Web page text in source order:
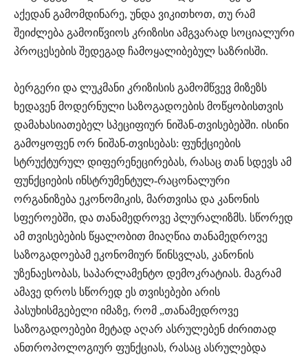
აქედან გამომდინარე, უნდა ვიკითხოთ, თუ რამ
შეიძლება გამოიწვიოს კრიზისი ამგვარად სოციალური
პროცესების შედეგად ჩამოყალიბებულ საზრისში.
ბერგერი და ლუკმანი კრიზისის გამომწვევ მიზეზს
ხედავენ მოდერნული საზოგადოების მოწყობისთვის
დამახასიათებელ სპეციფიურ ნიშან-თვისებებში. ისინი
გამოყოფენ ორ ნიშან-თვისებას: ფუნქციების
სტრუქტურულ დიფერენეცირებას, რასაც თან სდევს ამ
ფუნქციების ინსტრუმენტულ-რაცონალური
ორგანიზება ეკონომიკის, მართვისა და კანონის
სფეროებში, და თანამედროვე პლურალიზმს. სწორედ
ამ თვისებების წყალობით მიაღწია თანამედროვე
საზოგადოებამ ეკონომიურ წინსვლას, კანონის
უზენაესობას, საპარლამენტო დემოკრატიას. მაგრამ
ამავე დროს სწორედ ეს თვისებები არის
პასუხისმგებელი იმაზე, რომ „თანამედროვე
საზოგადოებები მეტად აღარ ასრულებენ ძირითად
ანთროპოლოგიურ ფუნქციას, რასაც ასრულებდა